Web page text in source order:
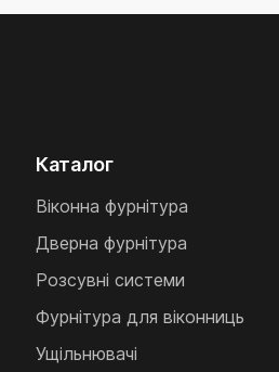
Каталог
Віконна фурнітура
Дверна фурнітура
Розсувні системи
Фурнітура для віконниць
Ущільнювачі